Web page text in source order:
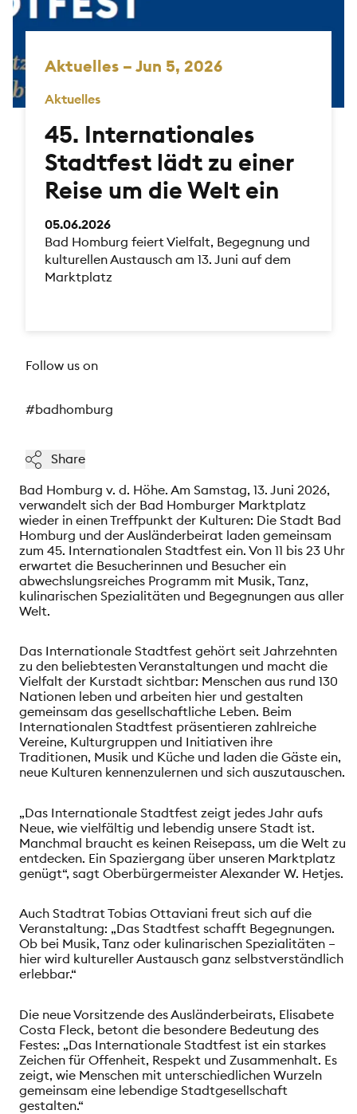
Aktuelles – Jun 5, 2026
Aktuelles
45. Internationales
Stadtfest lädt zu einer
Reise um die Welt ein
05.06.2026
Bad Homburg feiert Vielfalt, Begegnung und
kulturellen Austausch am 13. Juni auf dem
Marktplatz
Follow us on
#badhomburg
Share
Bad Homburg v. d. Höhe. Am Samstag, 13. Juni 2026,
verwandelt sich der Bad Homburger Marktplatz
wieder in einen Treffpunkt der Kulturen: Die Stadt Bad
Homburg und der Ausländerbeirat laden gemeinsam
zum 45. Internationalen Stadtfest ein. Von 11 bis 23 Uhr
erwartet die Besucherinnen und Besucher ein
abwechslungsreiches Programm mit Musik, Tanz,
kulinarischen Spezialitäten und Begegnungen aus aller
Welt.
Das Internationale Stadtfest gehört seit Jahrzehnten
zu den beliebtesten Veranstaltungen und macht die
Vielfalt der Kurstadt sichtbar: Menschen aus rund 130
Nationen leben und arbeiten hier und gestalten
gemeinsam das gesellschaftliche Leben. Beim
Internationalen Stadtfest präsentieren zahlreiche
Vereine, Kulturgruppen und Initiativen ihre
Traditionen, Musik und Küche und laden die Gäste ein,
neue Kulturen kennenzulernen und sich auszutauschen.
„Das Internationale Stadtfest zeigt jedes Jahr aufs
Neue, wie vielfältig und lebendig unsere Stadt ist.
Manchmal braucht es keinen Reisepass, um die Welt zu
entdecken. Ein Spaziergang über unseren Marktplatz
genügt“, sagt Oberbürgermeister Alexander W. Hetjes.
Auch Stadtrat Tobias Ottaviani freut sich auf die
Veranstaltung: „Das Stadtfest schafft Begegnungen.
Ob bei Musik, Tanz oder kulinarischen Spezialitäten –
hier wird kultureller Austausch ganz selbstverständlich
erlebbar.“
Die neue Vorsitzende des Ausländerbeirats, Elisabete
Costa Fleck, betont die besondere Bedeutung des
Festes: „Das Internationale Stadtfest ist ein starkes
Zeichen für Offenheit, Respekt und Zusammenhalt. Es
zeigt, wie Menschen mit unterschiedlichen Wurzeln
gemeinsam eine lebendige Stadtgesellschaft
gestalten.“